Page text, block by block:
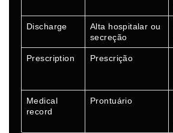
Discharge
Alta hospitalar ou
secreção
Prescription Prescrição
Medical
record
Prontuário